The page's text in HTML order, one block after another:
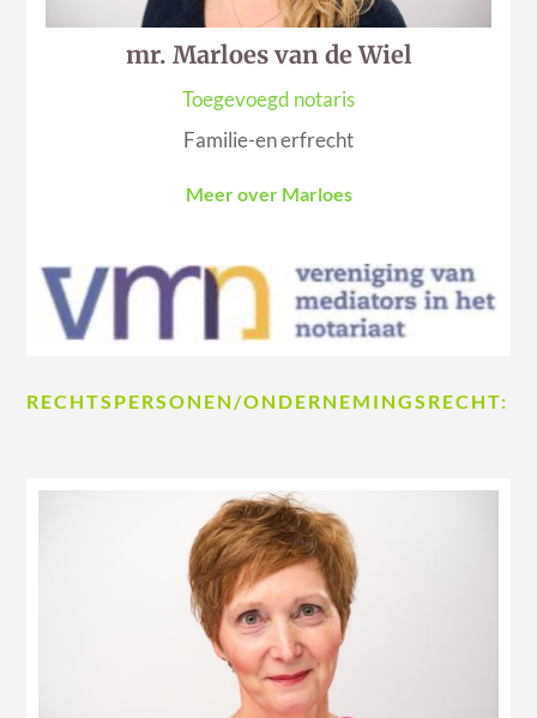
mr. Marloes van de Wiel
Toegevoegd notaris
Familie-en erfrecht
Meer over Marloes
RECHTSPERSONEN/ONDERNEMINGSRECHT: